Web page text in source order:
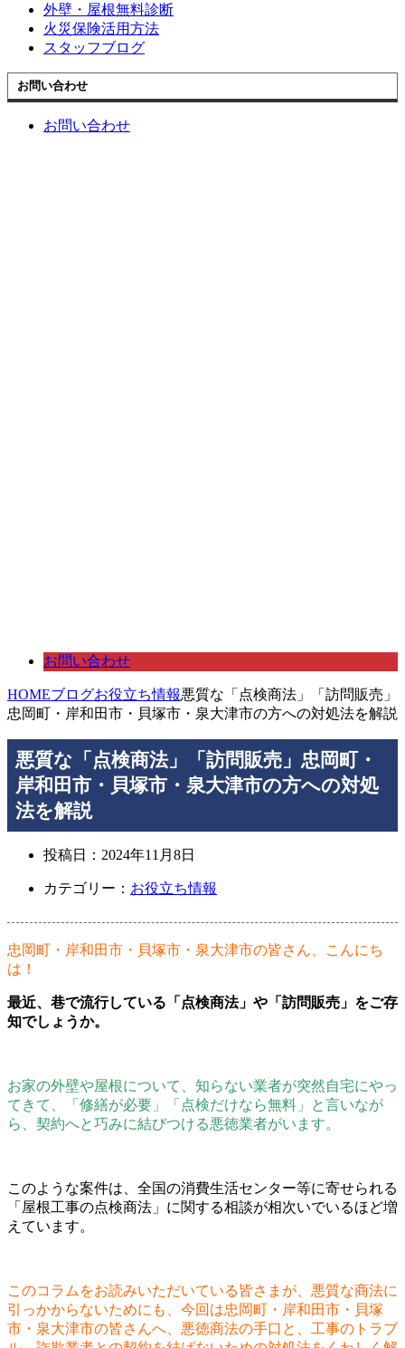
外壁・屋根無料診断
火災保険活用方法
スタッフブログ
お問い合わせ
お問い合わせ
お問い合わせ
HOMEブログお役立ち情報悪質な「点検商法」「訪問販売」
忠岡町・岸和田市・貝塚市・泉大津市の方への対処法を解説
悪質な「点検商法」「訪問販売」忠岡町・
岸和田市・貝塚市・泉大津市の方への対処
法を解説
投稿日： 2024年11月8日
カテゴリー： お役立ち情報
忠岡町・岸和田市・貝塚市・泉大津市の皆さん、こんにち
は！
最近、巷で流行している「点検商法」や「訪問販売」をご存
知でしょうか。
お家の外壁や屋根について、知らない業者が突然自宅にやっ
てきて、「修繕が必要」「点検だけなら無料」と言いなが
ら、契約へと巧みに結びつける悪徳業者がいます。
このような案件は、全国の消費生活センター等に寄せられる
「屋根工事の点検商法」に関する相談が相次いでいるほど増
えています。
このコラムをお読みいただいている皆さまが、悪質な商法に
引っかからないためにも、今回は忠岡町・岸和田市・貝塚
市・泉大津市の皆さんへ、悪徳商法の手口と、工事のトラブ